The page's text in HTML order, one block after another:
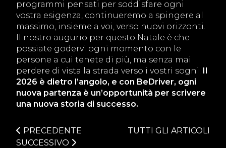
programmi pensati per soddisfare ogni
vostra esigenza, continueremo a spingere al
massimo, insieme a voi, verso nuovi orizzonti.
Il nostro augurio per questo Natale è che
possiate godervi ogni momento con le
persone a cui tenete di più, ma senza mai
perdere di vista la strada verso i vostri sogni. Il
2026 è dietro l’angolo, e con BeDriver, ogni
nuova partenza è un’opportunità per scrivere
una nuova storia di successo.
PRECEDENTE
TUTTI GLI ARTICOLI
SUCCESSIVO